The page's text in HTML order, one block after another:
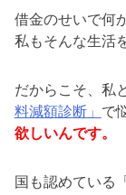
借金のせいで何
私もそんな生活
だからこそ、私
料減額診断」 で
欲しいんです。
国も認めている